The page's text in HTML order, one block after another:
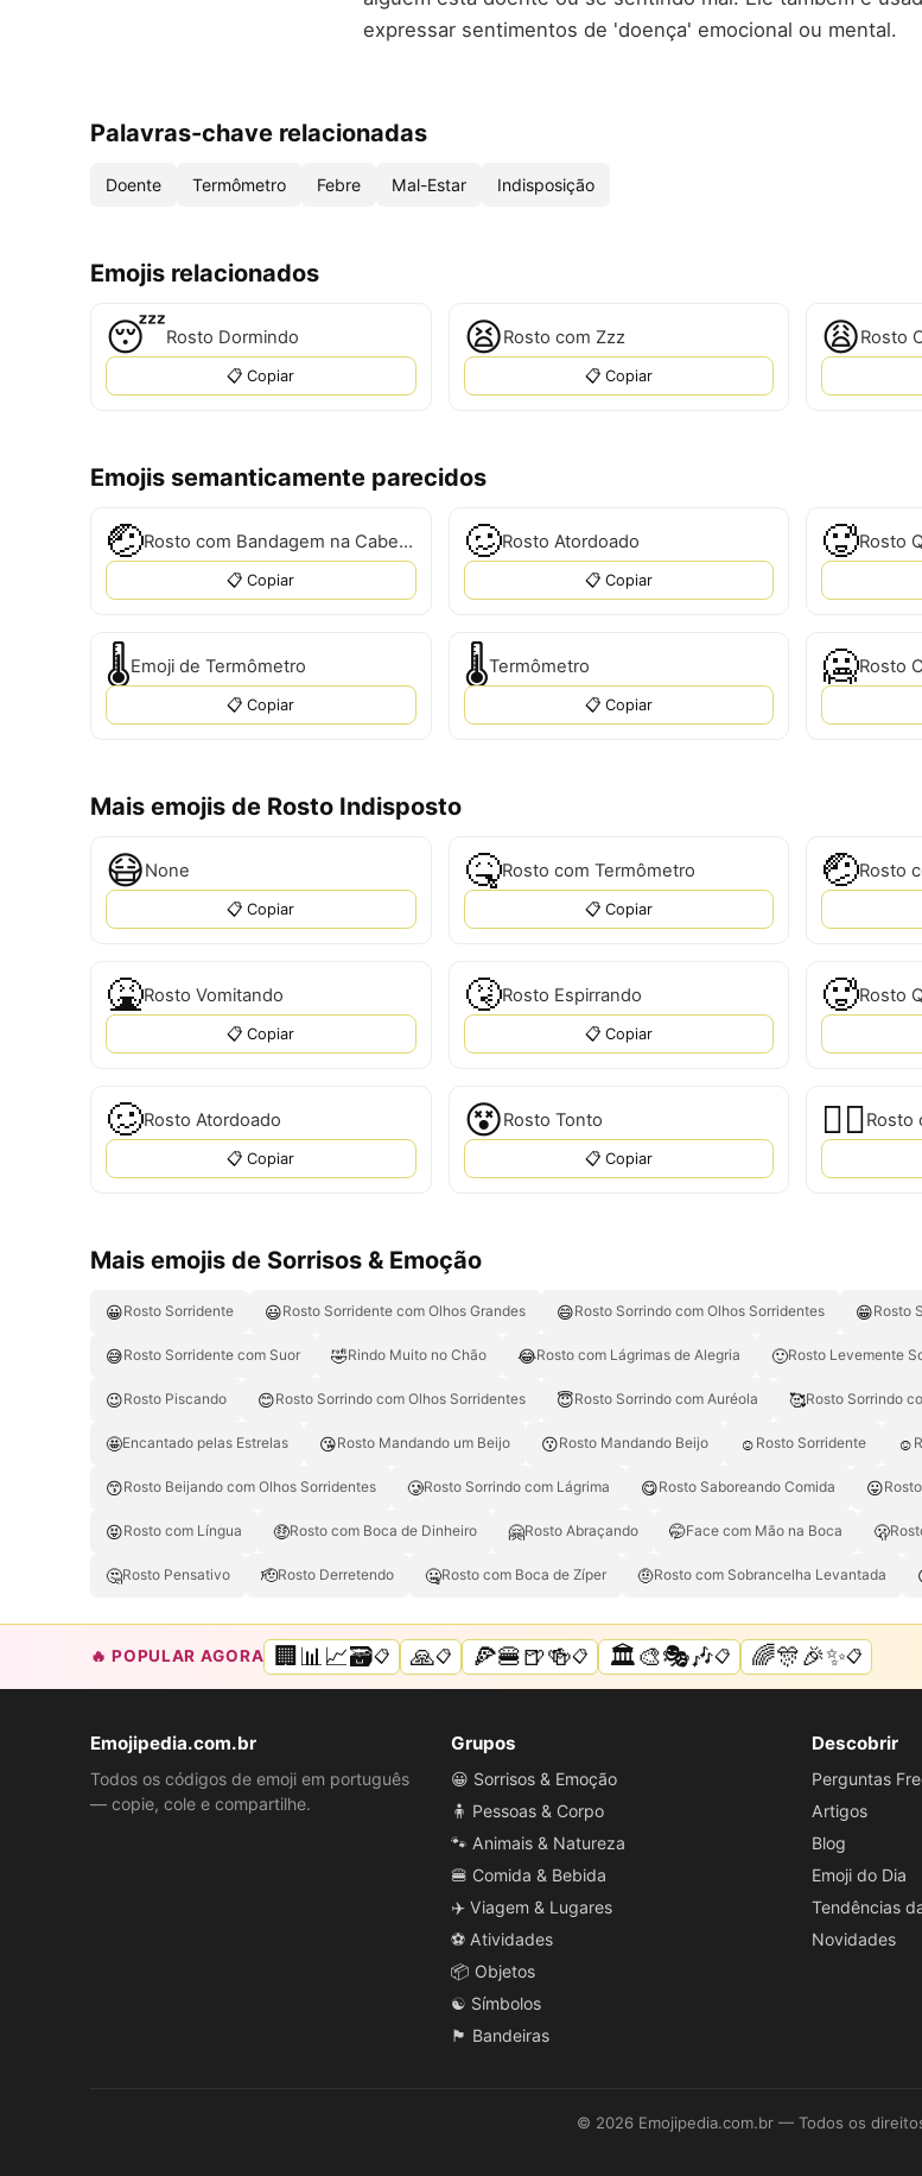
expressar sentimentos de 'doença' emocional ou mental.
Palavras-chave relacionadas
Doente Termômetro Febre Mal-Estar Indisposição
Emojis relacionados
😴Rosto Dormindo
📋 Copiar
😫Rosto com Zzz
📋 Copiar
😩Rosto
Emojis semanticamente parecidos
🤕 Rosto com Bandagem na Cabeça
📋 Copiar
🥴Rosto Atordoado
📋 Copiar
🥵Rosto
🌡️Emoji de Termômetro
📋 Copiar
🌡Termômetro
📋 Copiar
🥶Rosto
Mais emojis de Rosto Indisposto
😷None
📋 Copiar
🤒Rosto com Termômetro
📋 Copiar
🤕
🤮Rosto Vomitando
📋 Copiar
🤧Rosto Espirrando
📋 Copiar
🥵Rosto
🥴Rosto Atordoado
📋 Copiar
😵Rosto Tonto
📋 Copiar
😵‍💫Rosto
Mais emojis de Sorrisos & Emoção
😀Rosto Sorridente 😃Rosto Sorridente com Olhos Grandes 😄Rosto Sorrindo com Olhos Sorridentes 😁Rosto
😅Rosto Sorridente com Suor 🤣Rindo Muito no Chão 😂Rosto com Lágrimas de Alegria 🙂Rosto Levemente
😉Rosto Piscando 😊Rosto Sorrindo com Olhos Sorridentes 😇Rosto Sorrindo com Auréola 🥰Rosto Sorrindo
🤩Encantado pelas Estrelas 😘Rosto Mandando um Beijo 😗Rosto Mandando Beijo ☺️ Rosto Sorridente ☺
😙Rosto Beijando com Olhos Sorridentes 🥲Rosto Sorrindo com Lágrima 😋Rosto Saboreando Comida 😛
😝Rosto com Língua 🤑Rosto com Boca de Dinheiro 🤗Rosto Abraçando 🤭Face com Mão na Boca 🫢
🤔Rosto Pensativo 🫡Rosto Derretendo 🤐Rosto com Boca de Zíper 🤨Rosto com Sobrancelha Levantada
🔥 POPULAR AGORA 🏢📊📈🗃️📋 🙏📋 🍕🍔🍺🍻📋 🏛️🎨🎭🎶📋 🌈🎊🎉✨📋
Emojipedia.com.br
Todos os códigos de emoji em português
— copie, cole e compartilhe.
Grupos
😀 Sorrisos & Emoção
🧍 Pessoas & Corpo
🐾 Animais & Natureza
🍔 Comida & Bebida
✈️ Viagem & Lugares
⚽ Atividades
📦 Objetos
☯️ Símbolos
🏴 Bandeiras
Descobrir
Perguntas
Artigos
Blog
Emoji do Dia
Tendências
Novidades
© 2026 Emojipedia.com.br — Todos os